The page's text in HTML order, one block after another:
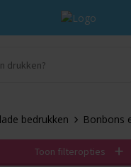
de Zorg
bedrukken Bonbons
Toon filteropties